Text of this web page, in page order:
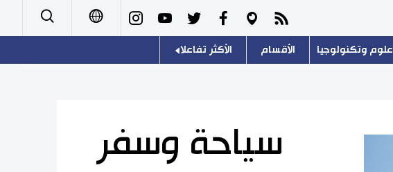
繁體字
علوم وتكنولوجيا الأقسام
تجارب وآراء
الأكثر تفاعلا
هو وهي
سياحة وسفر